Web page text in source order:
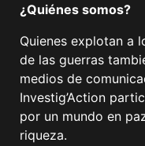
¿Quiénes somos?
Quienes explotan a
de las guerras
medios de
Investig’Action
por un mundo en
riqueza.